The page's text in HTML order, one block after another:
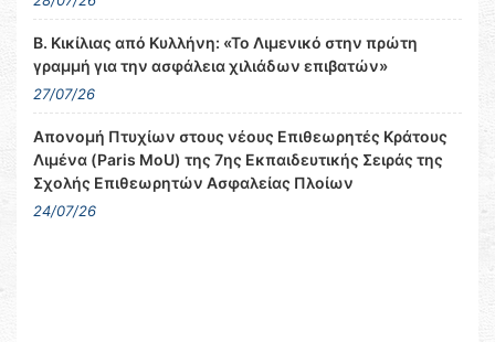
Β. Κικίλιας από Κυλλήνη: «Το Λιμενικό στην πρώτη
γραμμή για την ασφάλεια χιλιάδων επιβατών»
27/07/26
Απονομή Πτυχίων στους νέους Επιθεωρητές Κράτους
Λιμένα (Paris MoU) της 7ης Εκπαιδευτικής Σειράς της
Σχολής Επιθεωρητών Ασφαλείας Πλοίων
24/07/26